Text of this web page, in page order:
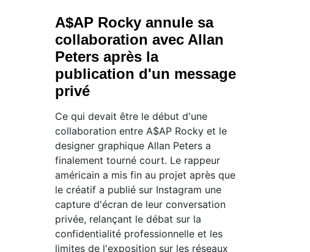
A$AP Rocky annule sa
collaboration avec Allan
Peters après la
publication d'un message
privé
Ce qui devait être le début d'une
collaboration entre A$AP Rocky et le
designer graphique Allan Peters a
finalement tourné court. Le rappeur
américain a mis fin au projet après que
le créatif a publié sur Instagram une
capture d'écran de leur conversation
privée, relançant le débat sur la
confidentialité professionnelle et les
limites de l'exposition sur les réseaux